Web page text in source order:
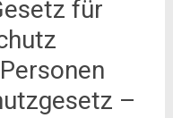
für
–